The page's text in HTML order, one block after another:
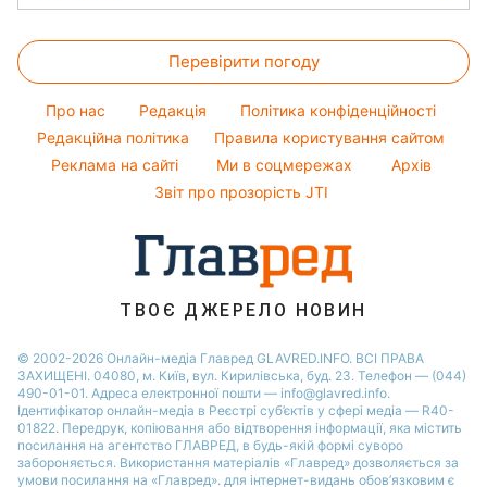
Ольга Сумська
Філіп Кіркоров
Олена Зеленська
Ані Лорак
Кейт Міддлтон
Алла Пугачова
Прання
Кімнатні рослини
Грошова допомога
Курс валют
Погода на сьогодні
Погода на завтра
Пилова буря
Перевірити погоду
Про нас Редакція
Політика конфіденційності
Редакційна політика
Правила користування сайтом
Реклама на сайті
Ми в соцмережах
Архів
Звіт про прозорість JTI
ТВОЄ ДЖЕРЕЛО НОВИН
© 2002-2026 Онлайн-медіа Главред GLAVRED.INFO. ВСІ ПРАВА
ЗАХИЩЕНІ. 04080, м. Київ, вул. Кирилівська, буд. 23. Телефон — (044)
490-01-01. Адреса електронної пошти — info@glavred.info.
Ідентифікатор онлайн-медіа в Реєстрі суб’єктів у сфері медіа — R40-
01822. Передрук, копіювання або відтворення інформації, яка містить
посилання на агентство ГЛАВРЕД, в будь-якій формi суворо
забороняється. Використання матеріалів «Главред» дозволяється за
умови посилання на «Главред». для інтернет-видань обов’язковим є